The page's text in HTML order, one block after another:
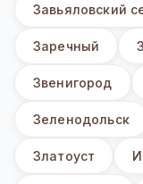
Завьяловский
Заречный
Звенигород
Зеленодольск
Златоуст